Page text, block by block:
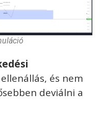
és nem
deviálni a